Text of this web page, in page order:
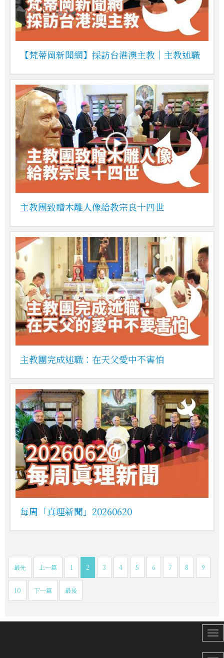
【梵蒂岡新聞網】採訪台港澳主教｜主教述職
主教團致贈木雕人像給教宗良十四世
主教團完成述職：在天父愛中不害怕
每周「真理新聞」20260620
最先 上一篇 1 2 3 4 5 6 7 8 9
10 下一篇 最後